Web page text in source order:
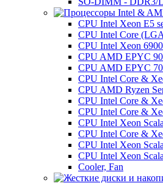
CPU Intel Xeon E5
CPU Intel Core
CPU Intel Xeon
CPU AMD EPYC
CPU AMD EPYC
CPU Intel Core &
CPU AMD Ryzen
CPU Intel Core &
CPU Intel Core &
CPU Intel Xeon
CPU Intel Core &
CPU Intel Xeon
CPU Intel Xeon
Cooler, Fan